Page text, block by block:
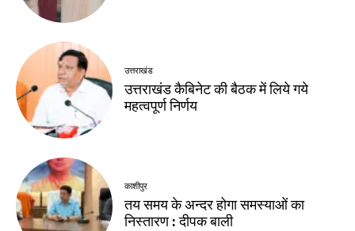
उत्तराखंड
उत्तराखंड कैबिनेट की बैठक में लिये गये
महत्वपूर्ण निर्णय
काशीपुर
तय समय के अन्दर होगा समस्याओं का
निस्तारण : दीपक बाली